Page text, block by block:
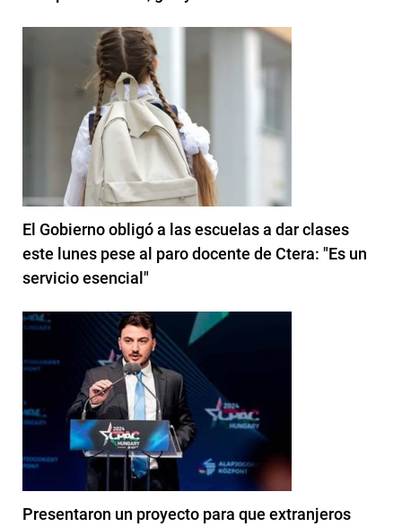
El Gobierno obligó a las escuelas a dar clases
este lunes pese al paro docente de Ctera: "Es un
servicio esencial"
Presentaron un proyecto para que extranjeros